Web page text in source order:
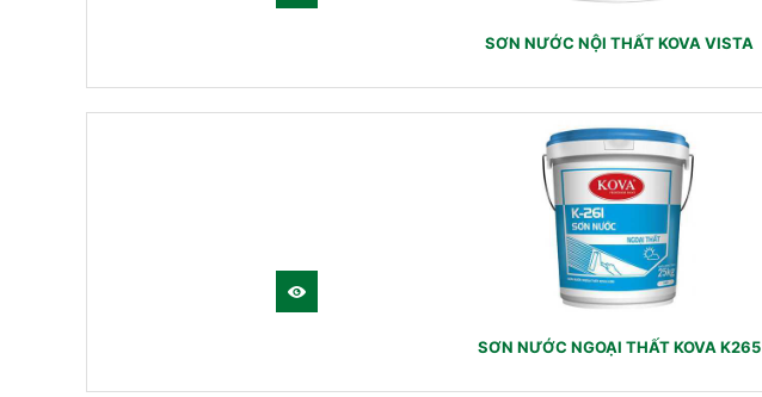
SƠN NƯỚC NỘI THẤT KOVA VISTA
SƠN NƯỚC NGOẠI THẤT KOVA K265